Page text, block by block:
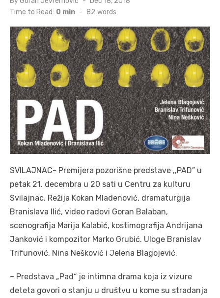
on
Time to Read: 0 min - 82 words
SVILAJNAC- Premijera pozorišne predstave ,,PAD” u
petak 21. decembra u 20 sati u Centru za kulturu
Svilajnac. Režija Kokan Mladenović, dramaturgija
Branislava Ilić, video radovi Goran Balaban,
scenografija Marija Kalabić, kostimografija Andrijana
Janković i kompozitor Marko Grubić. Uloge Branislav
Trifunović, Nina Nešković i Jelena Blagojević.
– Predstava „Pad“ je intimna drama koja iz vizure
deteta govori o stanju u društvu u kome su stradanja